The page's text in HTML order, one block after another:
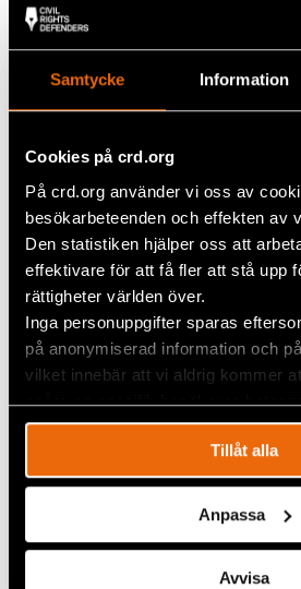
Samtycke Information
Cookies på crd.org
På crd.org använder vi oss av
besökarbeteenden och effekten av
Den statistiken hjälper oss att
effektivare för att få fler att stå upp
rättigheter världen över.
Inga personuppgifter sparas
på anonymiserad information och
vilket innebär att vi aldrig kommer
spåra en specifik besökares
Tillåt alla
Anpassa
Avvisa
– Min förhoppning är att vi
ögon. Att de säger ”Den här
Om jag inte har möjligheter i
har ett jobb, om jag inte har en
på de här sakerna, säger Angela.
Nattapor. Foto: Gary L. Clark,
ShareAlike 4.0 International (CC BY-
Hon vet att hon behöver arbeta
en lång tid. Hennes kamp för
nattapor har lärt henne att